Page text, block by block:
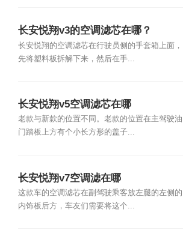
长安悦翔v3的空调滤芯在哪？
长安悦翔的空调滤芯在行驶员侧的手套箱上面，
先将塑料板拆解下来，然后在手...
长安悦翔v5空调滤芯在哪
老款与新款的位置不同。老款的位置在主驾驶油
门踏板上方有个小长方形的盖子...
长安悦翔v7空调滤在哪
这款车的空调滤芯在副驾驶乘客放左腿的左侧的
内饰板后方，车友们需要将这个...